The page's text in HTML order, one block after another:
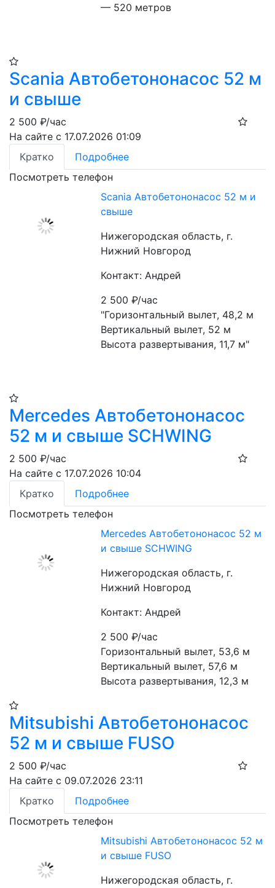
— 520 метров
Scania Автобетононасос 52 м
и свыше
2 500 ₽/час
На сайте с 17.07.2026 01:09
Кратко
Подробнее
Посмотреть телефон
Scania Автобетононасос 52 м и
свыше
Нижегородская область, г.
Нижний Новгород
Контакт: Андрей
2 500₽/час
"Горизонтальный вылет, 48,2 м
Вертикальный вылет, 52 м
Высота развертывания, 11,7 м"
Mercedes Автобетононасос
52 м и свыше SCHWING
2 500 ₽/час
На сайте с 17.07.2026 10:04
Кратко
Подробнее
Посмотреть телефон
Mercedes Автобетононасос 52 м
и свыше SCHWING
Нижегородская область, г.
Нижний Новгород
Контакт: Андрей
2 500₽/час
Горизонтальный вылет, 53,6 м
Вертикальный вылет, 57,6 м
Высота развертывания, 12,3 м
Mitsubishi Автобетононасос
52 м и свыше FUSO
2 500 ₽/час
На сайте с 09.07.2026 23:11
Кратко
Подробнее
Посмотреть телефон
Mitsubishi Автобетононасос 52 м
и свыше FUSO
Нижегородская область, г.